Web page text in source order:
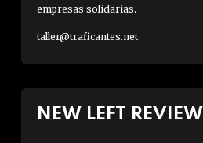
empresas solidarias.
taller@traficantes.net
NEW LEFT REVIEW